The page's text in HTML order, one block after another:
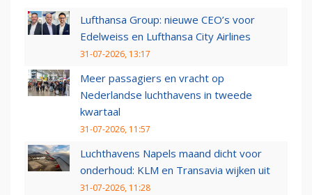
Lufthansa Group: nieuwe CEO’s voor
Edelweiss en Lufthansa City Airlines
31-07-2026, 13:17
Meer passagiers en vracht op
Nederlandse luchthavens in tweede
kwartaal
31-07-2026, 11:57
Luchthavens Napels maand dicht voor
onderhoud: KLM en Transavia wijken uit
31-07-2026, 11:28